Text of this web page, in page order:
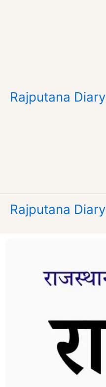
Rajputana Diary
Rajputana Diary